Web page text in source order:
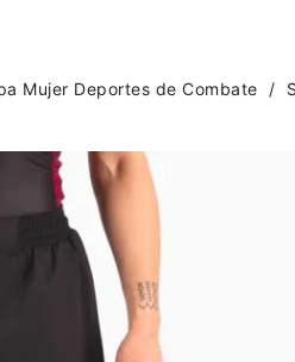
Mujer Deportes de Combate